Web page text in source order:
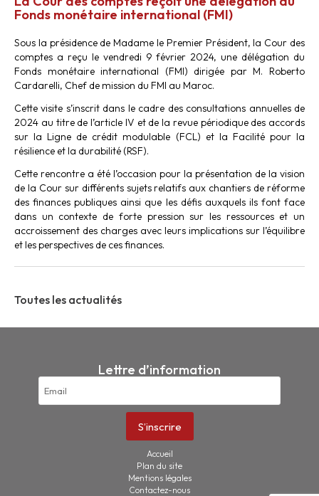
Fonds monétaire international (FMI)
Sous la présidence de Madame le Premier Président, la Cour des
comptes a reçu le vendredi 9 février 2024, une délégation du
Fonds monétaire international (FMI) dirigée par M. Roberto
Cardarelli, Chef de mission du FMI au Maroc.
Cette visite s’inscrit dans le cadre des consultations annuelles de
2024 au titre de l’article IV et de la revue périodique des accords
sur la Ligne de crédit modulable (FCL) et la Facilité pour la
résilience et la durabilité (RSF).
Cette rencontre a été l’occasion pour la présentation de la vision
de la Cour sur différents sujets relatifs aux chantiers de réforme
des finances publiques ainsi que les défis auxquels ils font face
dans un contexte de forte pression sur les ressources et un
accroissement des charges avec leurs implications sur l’équilibre
et les perspectives de ces finances.
Toutes les actualités
Lettre d’information
Accueil
Plan du site
Mentions légales
Contactez-nous